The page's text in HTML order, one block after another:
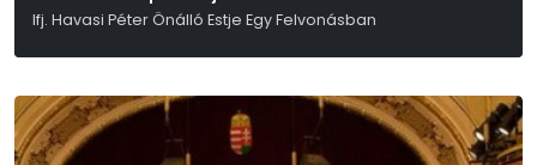
Ifj. Havasi Péter Önálló Estje Egy Felvonásban